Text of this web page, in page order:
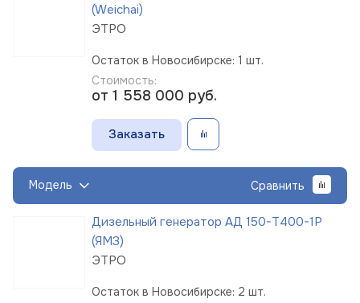
(Weichai)
ЭТРО
Остаток в Новосибирске: 1 шт.
Стоимость:
от 1 558 000 руб.
Заказать
Модель Сравнить
Дизельный генератор АД 150-Т400-1Р
(ЯМЗ)
ЭТРО
Остаток в Новосибирске: 2 шт.